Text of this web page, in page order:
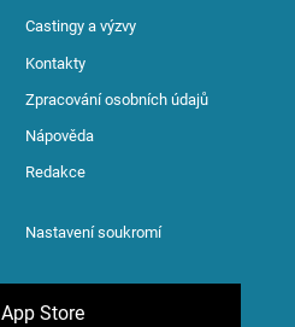
Castingy a výzvy
Kontakty
Zpracování osobních údajů
Nápověda
Redakce
Nastavení soukromí
App Store